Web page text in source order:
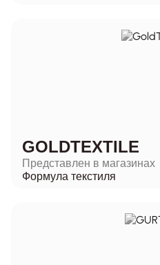
GOLDTEXTILE
Представлен в магазинах
Формула текстиля